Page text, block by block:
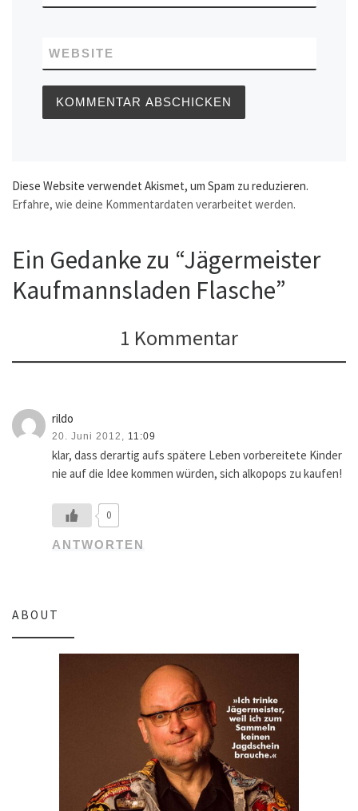
WEBSITE
Diese Website verwendet Akismet, um Spam zu reduzieren.
Erfahre, wie deine Kommentardaten verarbeitet werden.
Ein Gedanke zu “Jägermeister
Kaufmannsladen Flasche”
1 Kommentar
rildo
20. Juni 2012, 11:09
klar, dass derartig aufs spätere Leben vorbereitete Kinder
nie auf die Idee kommen würden, sich alkopops zu kaufen!
0
ANTWORTEN
ABOUT